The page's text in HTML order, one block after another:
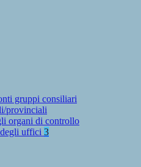
gruppi consiliari
provinciali
organi di controllo
uffici 3